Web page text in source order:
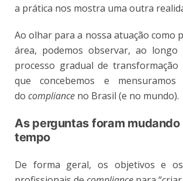
a prática nos mostra uma outra
Ao olhar para a nossa atuação como
área, podemos observar, ao longo
processo gradual de
que concebemos e mensuramos
do compliance no Brasil (e no mundo).
As perguntas foram mudando
tempo
De forma geral, os objetivos e